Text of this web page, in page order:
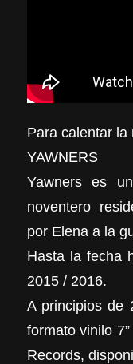
Para calentar la
YAWNERS
Yawners es
noventero
por Elena a la
Hasta la fecha
2015 / 2016.
A principios de
formato vinilo
Records,